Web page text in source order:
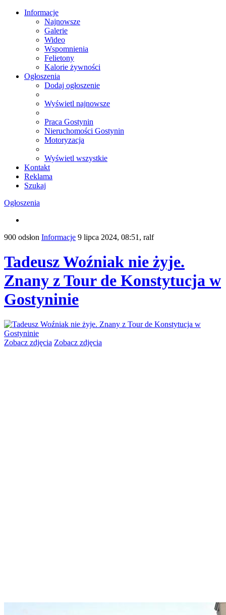
Informacje
Najnowsze
Galerie
Wideo
Wspomnienia
Felietony
Kalorie żywności
Ogłoszenia
Dodaj ogłoszenie
Wyświetl najnowsze
Praca Gostynin
Nieruchomości Gostynin
Motoryzacja
Wyświetl wszystkie
Kontakt
Reklama
Szukaj
Ogłoszenia
900 odsłon Informacje 9 lipca 2024, 08:51, ralf
Tadeusz Woźniak nie żyje.
Znany z Tour de Konstytucja w
Gostyninie
Zobacz zdjęcia Zobacz zdjęcia